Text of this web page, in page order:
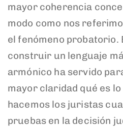
mayor coherencia
modo como nos
el fenómeno probatorio.
construir un lenguaje
armónico ha servido
mayor claridad qué es
hacemos los juristas
pruebas en la decisión